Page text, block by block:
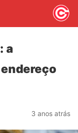
a
3 anos atrás